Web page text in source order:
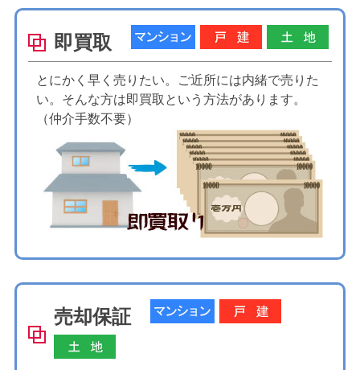
即買取
とにかく早く売りたい。ご近所には内緒で売りた
い。そんな方は即買取という方法があります。
（仲介手数不要）
売却保証